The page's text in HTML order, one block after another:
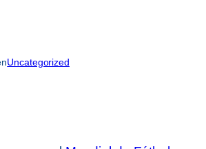
Uncategorized